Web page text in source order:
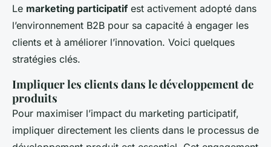
Le marketing participatif est activement adopté dans
l’environnement B2B pour sa capacité à engager les
clients et à améliorer l’innovation. Voici quelques
stratégies clés.
Impliquer les clients dans le développement de
produits
Pour maximiser l’impact du marketing participatif,
impliquer directement les clients dans le processus de